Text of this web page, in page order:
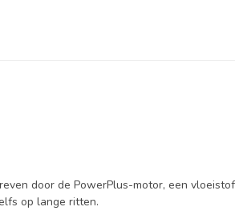
door de PowerPlus-motor, een
op lange ritten.